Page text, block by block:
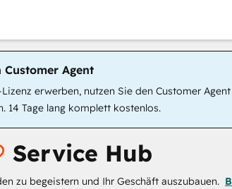
Agent
erwerben, nutzen Sie den Customer
14 Tage lang komplett kostenlos.
Service Hub
zu begeistern und Ihr Geschäft auszubauen.